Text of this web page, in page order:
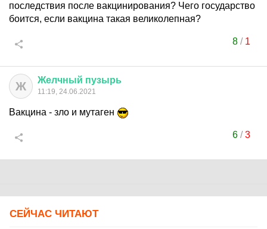
последствия после вакцинирования? Чего государство
боится, если вакцина такая великолепная?
8/ 1
Ж Желчный пузырь
11:19, 24.06.2021
Вакцина - зло и мутаген
6/3
СЕЙЧАС ЧИТАЮТ